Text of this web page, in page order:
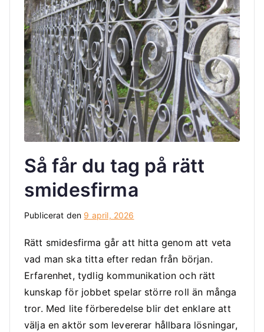
Så får du tag på rätt
smidesfirma
Publicerat den 9 april, 2026
Rätt smidesfirma går att hitta genom att veta
vad man ska titta efter redan från början.
Erfarenhet, tydlig kommunikation och rätt
kunskap för jobbet spelar större roll än många
tror. Med lite förberedelse blir det enklare att
välja en aktör som levererar hållbara lösningar,